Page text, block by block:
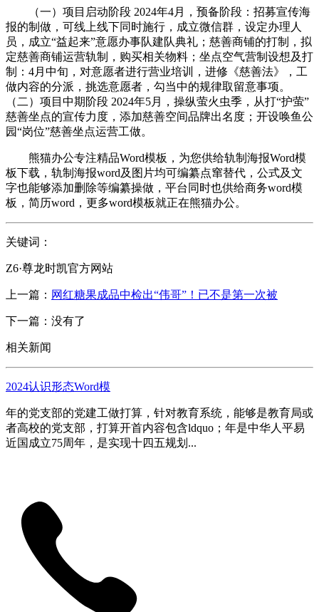
（一）项目启动阶段 2024年4月，预备阶段：招募宣传海
报的制做，可线上线下同时施行，成立微信群，设定办理人
员，成立“益起来”意愿办事队建队典礼；慈善商铺的打制，拟
定慈善商铺运营轨制，购买相关物料；坐点空气营制设想及打
制：4月中旬，对意愿者进行营业培训，进修《慈善法》，工
做内容的分派，挑选意愿者，勾当中的规律取留意事项。
（二）项目中期阶段 2024年5月，操纵萤火虫季，从打“护萤”
慈善坐点的宣传力度，添加慈善空间品牌出名度；开设唤鱼公
园“岗位”慈善坐点运营工做。
熊猫办公专注精品Word模板，为您供给轨制海报Word模
板下载，轨制海报word及图片均可编纂点窜替代，公式及文
字也能够添加删除等编纂操做，平台同时也供给商务word模
板，简历word，更多word模板就正在熊猫办公。
关键词：
Z6·尊龙时凯官方网站
上一篇： 网红糖果成品中检出“伟哥”！已不是第一次被
下一篇：没有了
相关新闻
2024认识形态Word模
年的党支部的党建工做打算，针对教育系统，能够是教育局或
者高校的党支部，打算开首内容包含ldquo；年是中华人平易
近国成立75周年，是实现十四五规划...